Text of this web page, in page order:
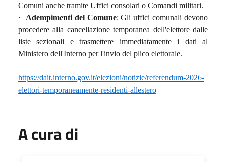
Comuni anche tramite Uffici consolari o Comandi militari.
·
Adempimenti del Comune: Gli uffici comunali devono
procedere alla cancellazione temporanea dell'elettore dalle
liste sezionali e trasmettere immediatamente i dati al
Ministero dell'Interno per l'invio del plico elettorale.
https://dait.interno.gov.it/elezioni/notizie/referendum-2026-
elettori-temporaneamente-residenti-allestero
A cura di